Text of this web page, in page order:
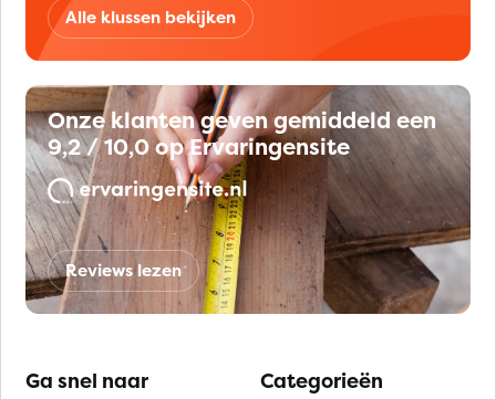
Alle klussen bekijken
Onze klanten geven gemiddeld een
9,2 / 10,0 op Ervaringensite
Reviews lezen
Ga snel naar Categorieën